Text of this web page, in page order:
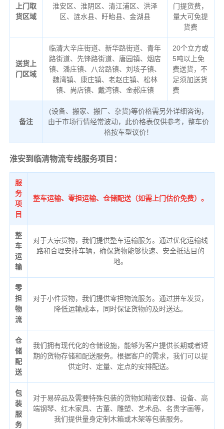
上门取
货区域
淮安区、淮阴区、清江浦区、洪泽
区、涟水县、盱眙县、金湖县
门提货费，
量大可免提
货费
送货上
门区域
临清大辛庄街道、新华路街道、青年
路街道、先锋路街道、唐园镇、烟店
镇、潘庄镇、八岔路镇、刘垓子镇、
魏湾镇、康庄镇、老赵庄镇、松林
镇、尚店镇、戴湾镇、金郝庄镇
20个立方或
5吨以上免
费送货，不
足须加送货
费
备注
(设备、搬家、搬厂、杂货)等价格需另外详细咨询，
由于市场行情经常波动，此价格表仅供参考，整车价
格按车型议价！
淮安到临清物流专线服务项目：
服
务
项
目
整车运输、零担运输、仓储配送（如需上门估价免费）。
整
车
运
输
对于大宗货物，我们提供整车运输服务。通过优化运输线
路和合理安排车辆，确保货物能够快速、安全抵达目的
地。
零
担
物
流
对于小件货物，我们提供零担物流服务。通过拼车发货，
降低运输成本，同时保证货物的及时送达。
仓
储
配
送
我们拥有现代化的仓储设施，能够为客户提供长期或者短
期的货物存储和配送服务。根据客户的需求，我们可以提
供定时、定量、定点的安排配送。
包
装
服
务
对于易碎品及需要特殊包装的货物如精密仪器、设备、高
端钢琴、红木家具、古董、雕塑、艺术品、名贵字画等，
我们提供量身定制木箱或木架等包装服务。